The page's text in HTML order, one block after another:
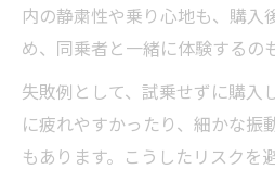
初心者が中古車試乗
ツ
内の静粛性や乗り心地も、購入
め、同乗者と一緒に体験するの
失敗例として、試乗せずに購入
に疲れやすかったり、細かな振
もあります。こうしたリスクを